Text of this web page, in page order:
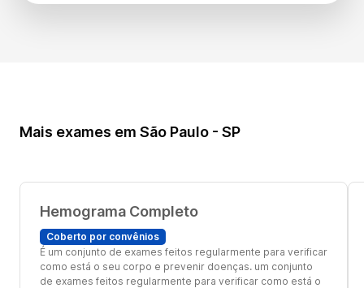
Mais exames em São Paulo - SP
Hemograma Completo
Coberto por convênios
É um conjunto de exames feitos regularmente para verificar
como está o seu corpo e prevenir doenças. um conjunto
de exames feitos regularmente para verificar como está o